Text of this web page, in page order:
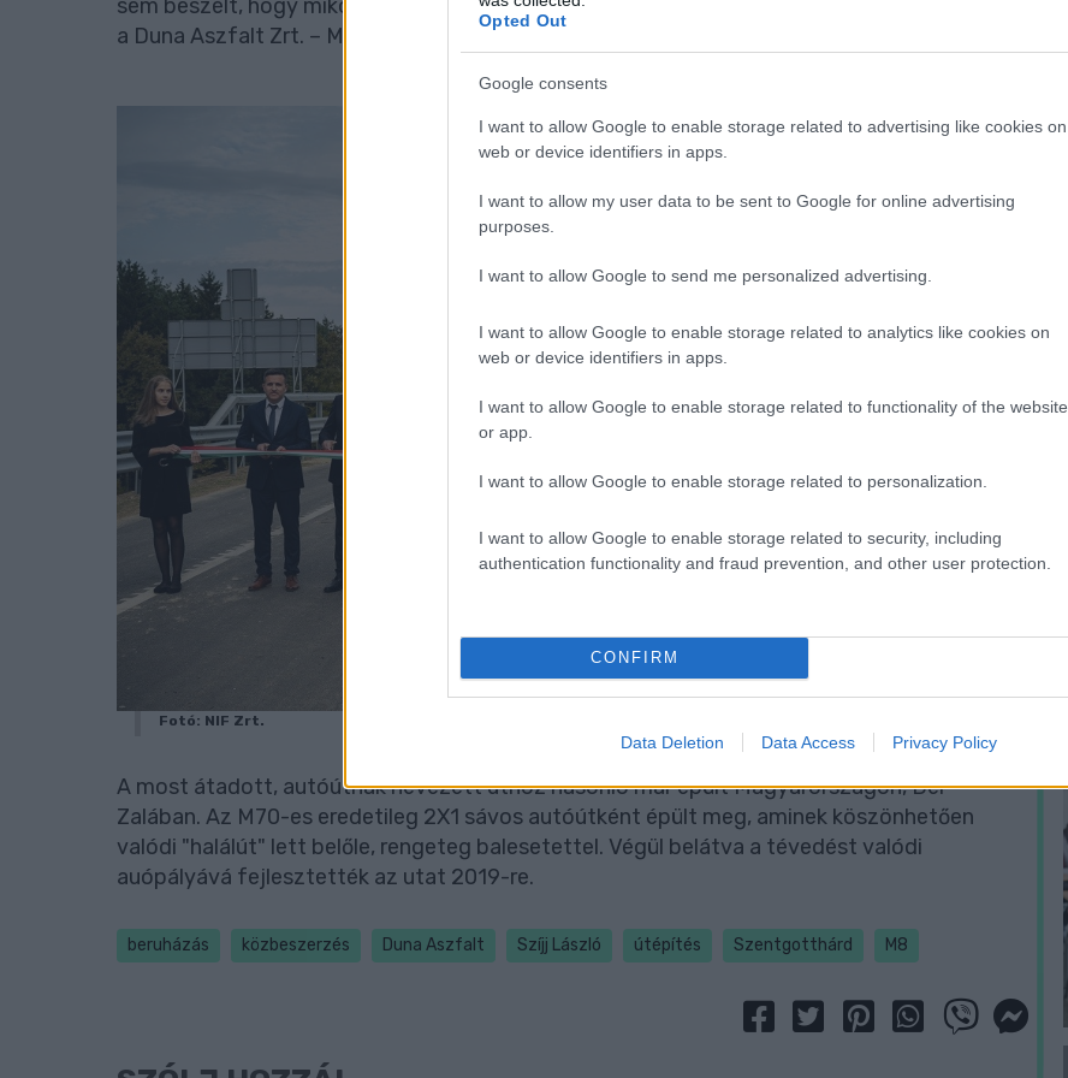
Opted Out
Google consents
I want to allow Google to enable storage related to advertising like cookies on
web or device identifiers in apps.
I want to allow my user data to be sent to Google for online advertising
purposes.
I want to allow Google to send me personalized advertising.
I want to allow Google to enable storage related to analytics like cookies on
web or device identifiers in apps.
I want to allow Google to enable storage related to functionality of the website
or app.
I want to allow Google to enable storage related to personalization.
I want to allow Google to enable storage related to security, including
authentication functionality and fraud prevention, and other user protection.
CONFIRM
Data Deletion Data Access Privacy Policy
sem beszélt, hogy mikor készül el az eredetileg ígért 2X2 sávos út (a kivitelezést egyébként
a Duna Aszfalt Zrt. – Mészáros és Mészáros Zrt. végezte nettó 62 milliárd forintért).
Fotó: NIF Zrt.
A most átadott, autóútnak nevezett úthoz hasonló már épült Magyarországon, Dél-
Zalában. Az M70-es eredetileg 2X1 sávos autóútként épült meg, aminek köszönhetően
valódi "halálút" lett belőle, rengeteg balesetettel. Végül belátva a tévedést valódi
auópályává fejlesztették az utat 2019-re.
beruházás közbeszerzés Duna Aszfalt Szíjj László útépítés Szentgotthárd M8